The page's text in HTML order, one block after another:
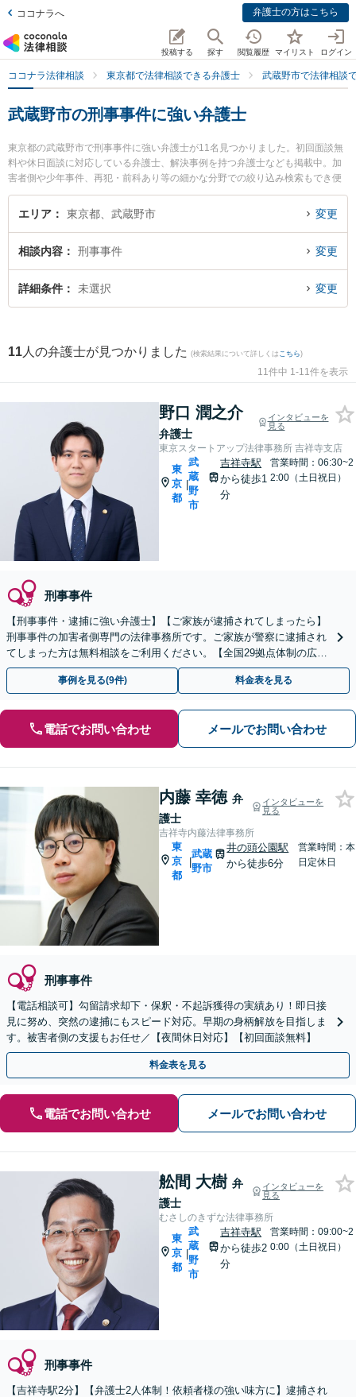
ココナラへ 弁護士の方はこちら
投稿する 探す 閲覧履歴 マイリスト ログイン
ココナラ法律相談 東京都で法律相談できる弁護士 武蔵野市で法律相談
武蔵野市の刑事事件に強い弁護士
東京都の武蔵野市で刑事事件に強い弁護士が11名見つかりました。初回面談無
料や休日面談に対応している弁護士、解決事例を持つ弁護士なども掲載中。加
害者側や少年事件、再犯・前科あり等の細かな分野での絞り込み検索もでき便
利です。特に東京スタートアップ法律事務所 吉祥寺支店の野口 潤之介弁護士や
吉祥寺内藤法律事務所の内藤 幸徳弁護士、むさしのきずな法律事務所の舩間 大
談したい』『刑事事件のトラブル解決の実績豊富な近くの弁護士を検索した
い』『初回相談無料で刑事事件を法律相談できる武蔵野市内の弁護士に相談予
約したい』などでお困りの相談者さんにおすすめです。
エリア 東京都、武蔵野市 変更
相談内容 刑事事件 変更
詳細条件 未選択 変更
11 人の弁護士が見つかりました (検索結果について詳しくは こちら)
11件中 1-11件を表示
野口 潤之介
弁護士
インタビューを
見る
東京スタートアップ法律事務所 吉祥寺支店
東
京
都
|
武
蔵
野
市
吉祥寺駅
から徒歩1
分
営業時間：06:30~2
2:00（土日祝日）
刑事事件
【刑事事件・逮捕に強い弁護士】【ご家族が逮捕されてしまったら】
刑事事件の加害者側専門の法律事務所です。ご家族が警察に逮捕され
てしまった方は無料相談をご利用ください。【全国29拠点体制の広域
対応】【弁護士待機中/当日中の電話相談可(予約制)】
事例を見る(9件) 料金表を見る
電話でお問い合わせ メールでお問い合わせ
内藤 幸徳 弁
護士
インタビューを
見る
吉祥寺内藤法律事務所
東
京
都
|
武蔵
野市
井の頭公園駅
から徒歩6分
営業時間：本
日定休日
刑事事件
【電話相談可】勾留請求却下・保釈・不起訴獲得の実績あり！即日接
見に努め、突然の逮捕にもスピード対応。早期の身柄解放を目指しま
す。被害者側の支援もお任せ／【夜間休日対応】【初回面談無料】
料金表を見る
電話でお問い合わせ メールでお問い合わせ
舩間 大樹 弁
護士
インタビューを
見る
むさしのきずな法律事務所
東
京
都
|
武
蔵
野
市
吉祥寺駅
から徒歩2
分
営業時間：09:00~2
0:00（土日祝日）
刑事事件
【吉祥寺駅2分】【弁護士2人体制！依頼者様の強い味方に】逮捕され